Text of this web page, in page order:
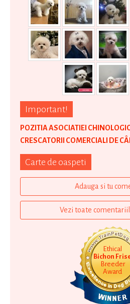
Important!
POZITIA ASOCIATIEI
CRESCATORII COMERCIALI DE
Carte de oaspeti
Adauga si tu
Vezi toate
Ethical
Bichon
Breeder
Award